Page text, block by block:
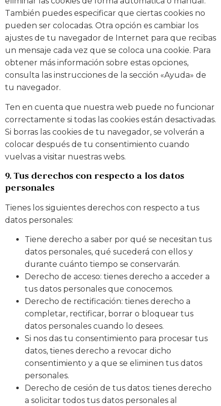
También puedes especificar que ciertas cookies no
pueden ser colocadas. Otra opción es cambiar los
ajustes de tu navegador de Internet para que recibas
un mensaje cada vez que se coloca una cookie. Para
obtener más información sobre estas opciones,
consulta las instrucciones de la sección «Ayuda» de
tu navegador.
Ten en cuenta que nuestra web puede no funcionar
correctamente si todas las cookies están desactivadas.
Si borras las cookies de tu navegador, se volverán a
colocar después de tu consentimiento cuando
vuelvas a visitar nuestras webs.
9. Tus derechos con respecto a los datos
personales
Tienes los siguientes derechos con respecto a tus
datos personales:
Tiene derecho a saber por qué se necesitan tus
datos personales, qué sucederá con ellos y
durante cuánto tiempo se conservarán.
Derecho de acceso: tienes derecho a acceder a
tus datos personales que conocemos.
Derecho de rectificación: tienes derecho a
completar, rectificar, borrar o bloquear tus
datos personales cuando lo desees.
Si nos das tu consentimiento para procesar tus
datos, tienes derecho a revocar dicho
consentimiento y a que se eliminen tus datos
personales.
Derecho de cesión de tus datos: tienes derecho
a solicitar todos tus datos personales al